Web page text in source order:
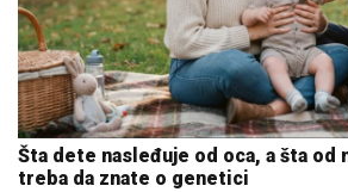
Šta dete nasleđuje od oca, a šta od
treba da znate o genetici